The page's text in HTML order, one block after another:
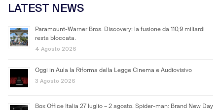
LATEST NEWS
Paramount-Warner Bros. Discovery: la fusione da 110,9 miliardi
resta bloccata.
4 Agosto 2026
Oggi in Aula la Riforma della Legge Cinema e Audiovisivo
3 Agosto 2026
Box Office Italia 27 luglio – 2 agosto. Spider-man: Brand New Day